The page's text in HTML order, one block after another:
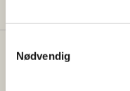
Nødvendig
Fødevarestyrelsen